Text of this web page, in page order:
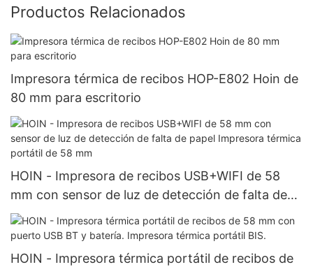
Productos Relacionados
Impresora térmica de recibos HOP-E802 Hoin de
80 mm para escritorio
HOIN - Impresora de recibos USB+WIFI de 58
mm con sensor de luz de detección de falta de
papel Impresora térmica portátil de 58 mm
HOIN - Impresora térmica portátil de recibos de